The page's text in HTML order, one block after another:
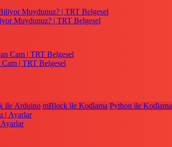
Muydunuz? | TRT Belgesel
| TRT Belgesel
ile Arduino mBlock ile Kodlama Python ile Kodlama